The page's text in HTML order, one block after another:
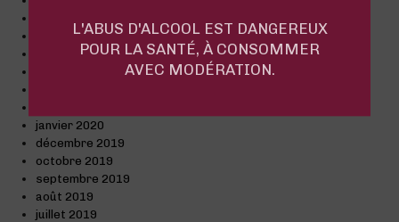
juin 2020
mai 2020
janvier 2020
décembre 2019
octobre 2019
septembre 2019
août 2019
juillet 2019
L'ABUS D'ALCOOL EST DANGEREUX
POUR LA SANTÉ, À CONSOMMER
AVEC MODÉRATION.